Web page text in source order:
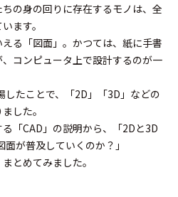
の身の回りに存在するモノは、全
ます。
る「図面」。かつては、紙に手書
コンピュータ上で設計するのが一
したことで、「2D」「3D」などの
した。
「CAD」の説明から、「2Dと3D
が普及していくのか？」
とめてみました。